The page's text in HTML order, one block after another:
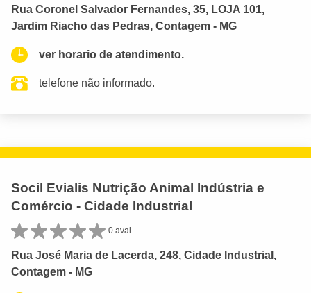
Rua Coronel Salvador Fernandes, 35, LOJA 101,
Jardim Riacho das Pedras, Contagem - MG
ver horario de atendimento.
telefone não informado.
Socil Evialis Nutrição Animal Indústria e
Comércio - Cidade Industrial
0 aval.
Rua José Maria de Lacerda, 248, Cidade Industrial,
Contagem - MG